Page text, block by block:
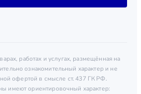
работах и услугах, размещённая на
ознакомительный характер и не
офертой в смысле ст. 437 ГК РФ.
имеют ориентировочный характер: